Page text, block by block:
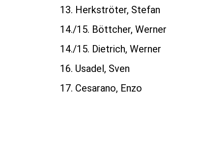
13. Herkströter,
14./15. Böttcher,
14./15. Dietrich,
16. Usadel,
17. Cesarano,